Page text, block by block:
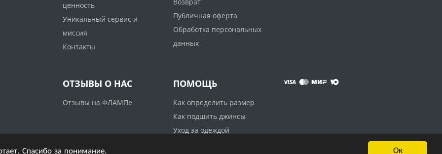
Ок
Спасибо за понимание.
ценность
Уникальный сервис и
миссия
Контакты
Возврат
Публичная оферта
Обработка персональных
данных
ОТЗЫВЫ О НАС
Отзывы на ФЛАМПе
ПОМОЩЬ
Как определить размер
Как подшить джинсы
Уход за одеждой